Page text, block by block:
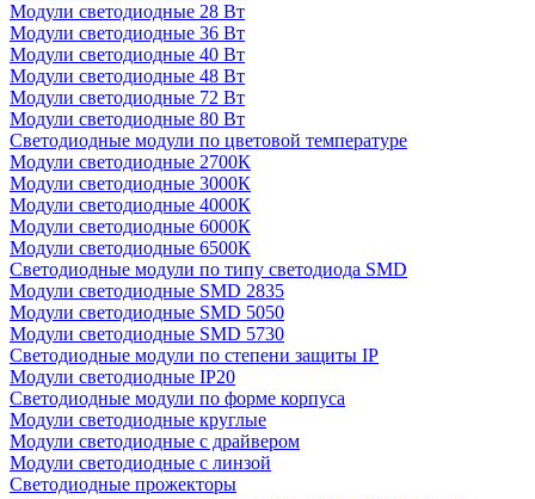
Модули светодиодные 28 Вт
Модули светодиодные 36 Вт
Модули светодиодные 40 Вт
Модули светодиодные 48 Вт
Модули светодиодные 72 Вт
Модули светодиодные 80 Вт
Светодиодные модули по цветовой температуре
Модули светодиодные 2700К
Модули светодиодные 3000К
Модули светодиодные 4000К
Модули светодиодные 6000К
Модули светодиодные 6500К
Светодиодные модули по типу светодиода SMD
Модули светодиодные SMD 2835
Модули светодиодные SMD 5050
Модули светодиодные SMD 5730
Светодиодные модули по степени защиты IP
Модули светодиодные IP20
Светодиодные модули по форме корпуса
Модули светодиодные круглые
Модули светодиодные с драйвером
Модули светодиодные с линзой
Светодиодные прожекторы